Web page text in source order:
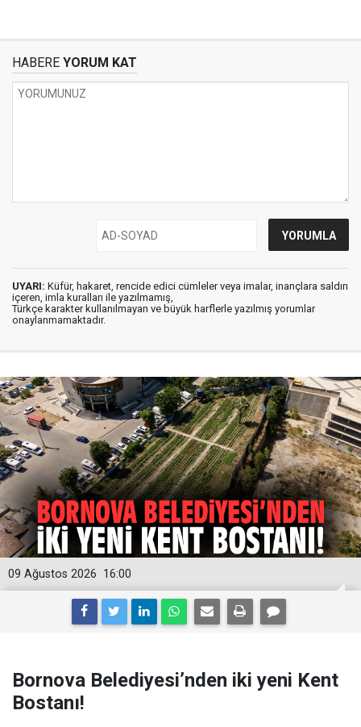
HABERE YORUM KAT
UYARI: Küfür, hakaret, rencide edici cümleler veya imalar, inançlara saldırı
içeren, imla kuralları ile yazılmamış,
Türkçe karakter kullanılmayan ve büyük harflerle yazılmış yorumlar
onaylanmamaktadır.
16:00
09 Ağustos 2026
Bornova Belediyesi’nden iki yeni Kent
Bostanı!